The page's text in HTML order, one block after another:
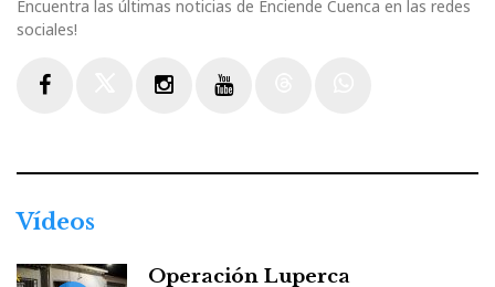
Encuentra las últimas noticias de Enciende Cuenca en las redes
sociales!
Vídeos
Operación Luperca